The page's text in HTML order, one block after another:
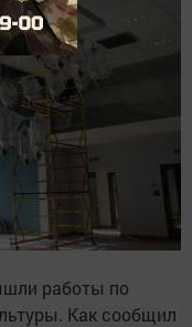
работы по
Как сообщил